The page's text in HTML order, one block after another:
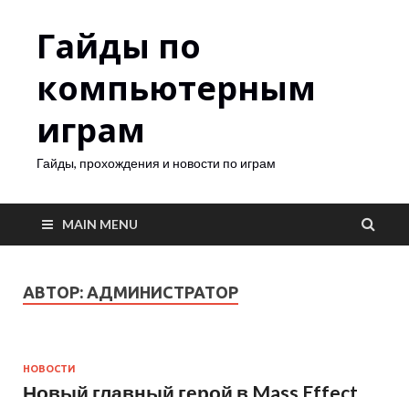
Гайды по
компьютерным
играм
Гайды, прохождения и новости по играм
MAIN MENU
АВТОР: АДМИНИСТРАТОР
НОВОСТИ
Новый главный герой в Mass Effect